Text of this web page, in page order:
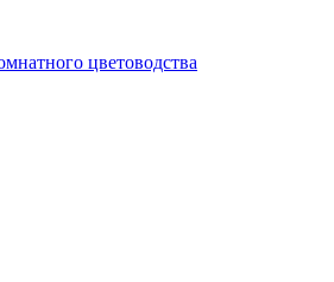
цветоводства